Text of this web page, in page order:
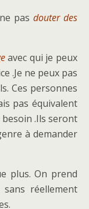
pasdouter des
avec qui je peux
.Je ne peux pas
Ces personnes
pas équivalent
besoin .Ils seront
à demander
plus. On prend
réellement